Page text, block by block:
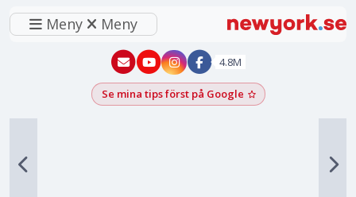
Meny Meny
New York - YouTube
New York - Instagram
4.8M
Se mina tips först på GoogleLägg till som